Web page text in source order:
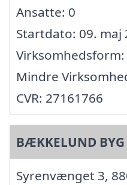
Ansatte: 0
Startdato: 09. maj
Mindre
CVR: 27161766
BÆKKELUND BYG
Syrenvænget 3,